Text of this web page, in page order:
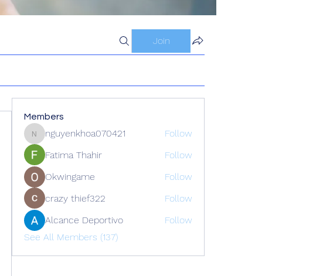
Join
Members
nguyenkhoa070421
nguyenkhoa070421
Follow
Fatima Thahir
Follow
Okwingame
Follow
crazy thief322
Follow
Alcance Deportivo
Follow
See All Members (137)